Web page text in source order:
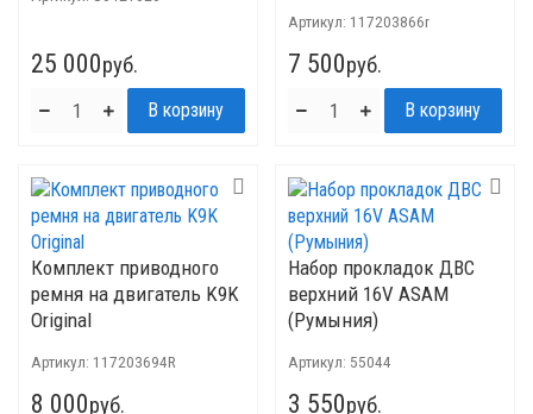
25 000руб.
Артикул: 117203866r
7 500руб.
Комплект приводного
ремня на двигатель K9K
Original
Артикул: 117203694R
8 000руб.
Набор прокладок ДВС
верхний 16V ASAM
(Румыния)
Артикул: 55044
3 550руб.